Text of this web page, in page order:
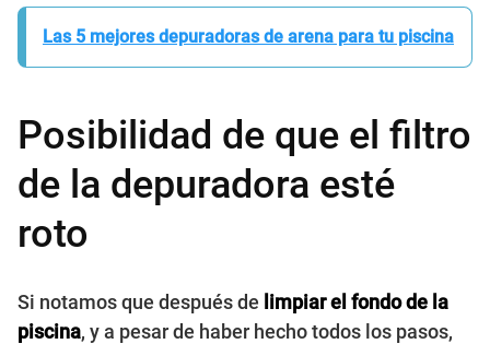
Las 5 mejores depuradoras de arena para tu piscina
Posibilidad de que el filtro
de la depuradora esté
roto
Si notamos que después de limpiar el fondo de la
piscina, y a pesar de haber hecho todos los pasos,